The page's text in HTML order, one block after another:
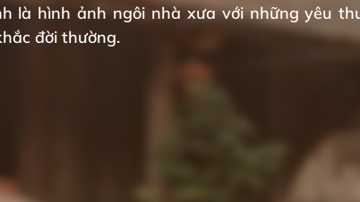
là hình ảnh ngôi nhà xưa với những yêu
đời thường.